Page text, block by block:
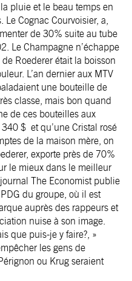
pluie et le beau temps en
Cognac Courvoisier, a,
de 30% suite au tube
Le Champagne n’échappe
Roederer était la boisson
L’an dernier aux MTV
une bouteille de
classe, mais bon quand
de ces bouteilles aux
$ et qu’une Cristal rosé
de la maison mère, on
exporte près de 70%
le mieux dans le meilleur
The Economist publie
du groupe, où il est
auprès des rappeurs et
nuise à son image.
que puis-je y faire?, »
les gens de
ou Krug seraient